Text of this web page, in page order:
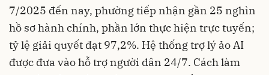
7/2025 đến nay, phường tiếp nhận gần 25 nghìn
hồ sơ hành chính, phần lớn thực hiện trực tuyến;
tỷ lệ giải quyết đạt 97,2%. Hệ thống trợ lý ảo AI
được đưa vào hỗ trợ người dân 24/7. Cách làm